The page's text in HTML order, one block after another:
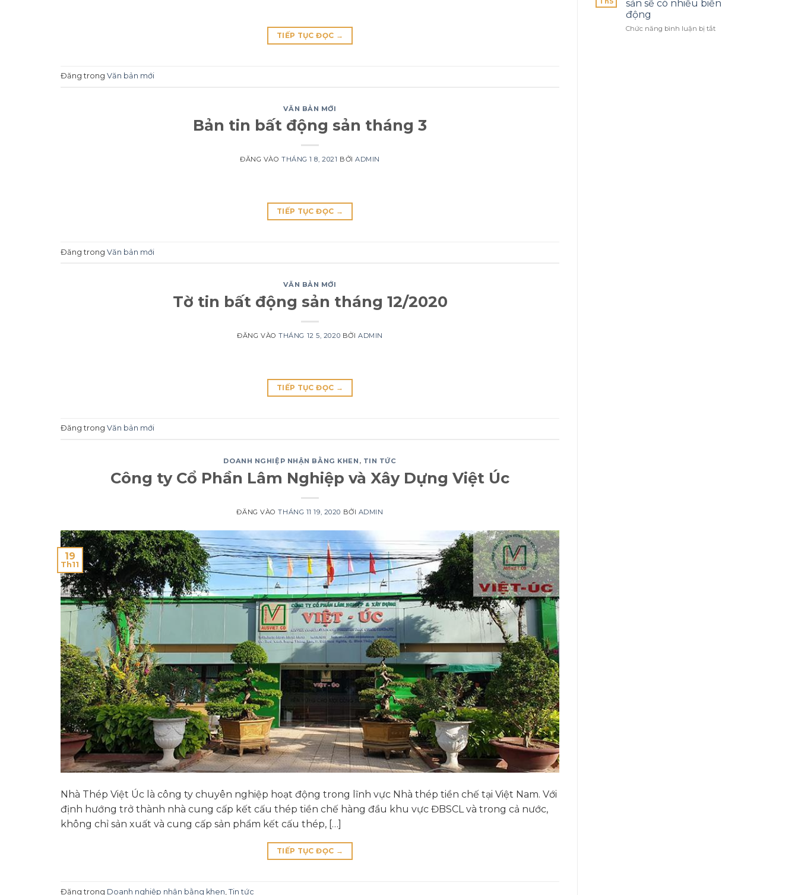
TIẾP TỤC ĐỌC →
Đăng trong Văn bản mới
VĂN BẢN MỚI
Bản tin bất động sản tháng 3
ĐĂNG VÀO THÁNG 1 8, 2021 BỞIADMIN
TIẾP TỤC ĐỌC →
Đăng trong Văn bản mới
VĂN BẢN MỚI
Tờ tin bất động sản tháng 12/2020
ĐĂNG VÀOTHÁNG 12 5, 2020 BỞI ADMIN
TIẾP TỤC ĐỌC →
Đăng trong Văn bản mới
DOANH NGHIỆP NHẬN BẰNG KHEN , TIN TỨC
Công ty Cổ Phần Lâm Nghiệp và Xây Dựng Việt Úc
ĐĂNG VÀOTHÁNG 11 19, 2020 BỞI ADMIN
19
Th11
Nhà Thép Việt Úc là công ty chuyên nghiệp hoạt động trong lĩnh vực Nhà thép tiền chế tại Việt Nam. Với
định hướng trở thành nhà cung cấp kết cấu thép tiền chế hàng đầu khu vực ĐBSCL và trong cả nước,
không chỉ sản xuất và cung cấp sản phẩm kết cấu thép, […]
TIẾP TỤC ĐỌC →
Đăng trong Doanh nghiệp nhận bằng khen Tin tức
sản sẽ có nhiều biến
động
Chức năng bình luận bị tắt